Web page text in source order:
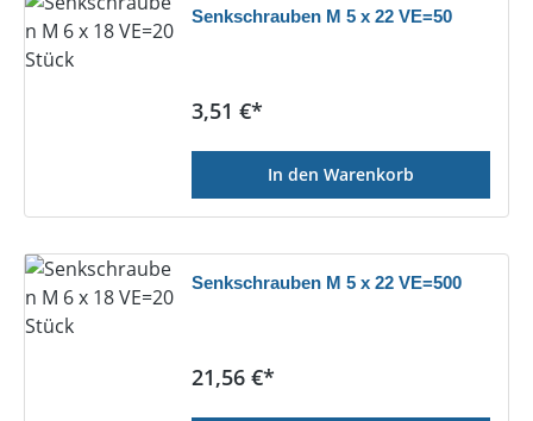
Senkschrauben M 5 x 22 VE=50
Regulärer Preis:
3,51 €*
In den Warenkorb
Senkschrauben M 5 x 22 VE=500
Regulärer Preis:
21,56 €*